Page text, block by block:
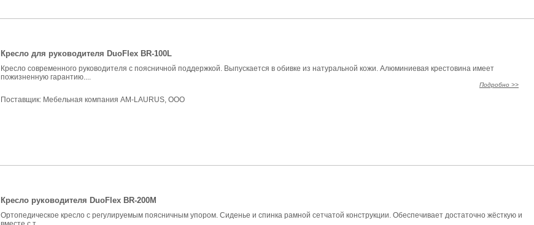
Кресло для руководителя DuoFlex BR-100L
Кресло современного руководителя с поясничной поддержкой. Выпускается в обивке из натуральной кожи. Алюминиевая крестовина имеет
пожизненную гарантию....
Подробно >>
Поставщик: Мебельная компания AM-LAURUS, ООО
Кресло руководителя DuoFlex BR-200M
Ортопедическое кресло с регулируемым поясничным упором. Сиденье и спинка рамной сетчатой конструкции. Обеспечивает достаточно жёсткую и